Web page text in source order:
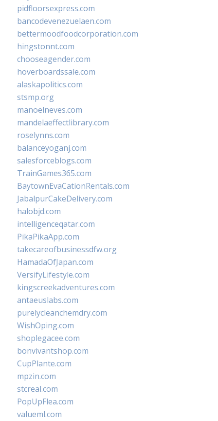
pidfloorsexpress.com
bancodevenezuelaen.com
bettermoodfoodcorporation.com
hingstonnt.com
chooseagender.com
hoverboardssale.com
alaskapolitics.com
stsmp.org
manoelneves.com
mandelaeffectlibrary.com
roselynns.com
balanceyoganj.com
salesforceblogs.com
TrainGames365.com
BaytownEvaCationRentals.com
JabalpurCakeDelivery.com
halobjd.com
intelligenceqatar.com
PikaPikaApp.com
takecareofbusinessdfw.org
HamadaOfJapan.com
VersifyLifestyle.com
kingscreekadventures.com
antaeuslabs.com
purelycleanchemdry.com
WishOping.com
shoplegacee.com
bonvivantshop.com
CupPlante.com
mpzin.com
stcreal.com
PopUpFlea.com
valueml.com